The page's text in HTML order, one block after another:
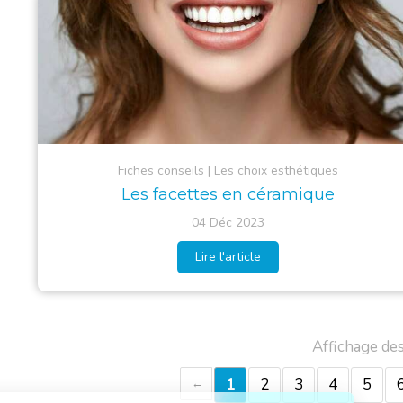
Fiches conseils Les choix esthétiques
Les facettes en céramique
04 Déc 2023
Lire l'article
Affichage
1
2 3 4 5